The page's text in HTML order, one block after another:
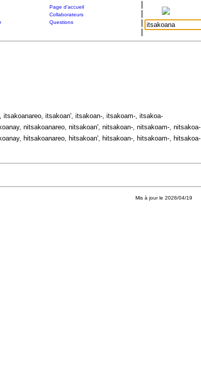
Page d'accueil
Collaborateurs
Questions
itsakoan', itsakoan-, itsakoam-, itsakoa-
nitsakoanareo, nitsakoan', nitsakoan-, nitsakoam-, nitsakoa-
hitsakoanareo, hitsakoan', hitsakoan-, hitsakoam-, hitsakoa-
Mis à jour le 2026/04/19